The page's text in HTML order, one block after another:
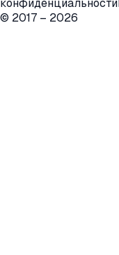
конфиденциальности
© 2017 – 2026